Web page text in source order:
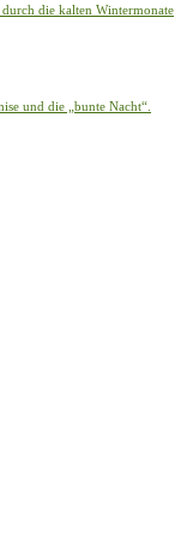
die kalten Wintermonate
und die „bunte Nacht“.